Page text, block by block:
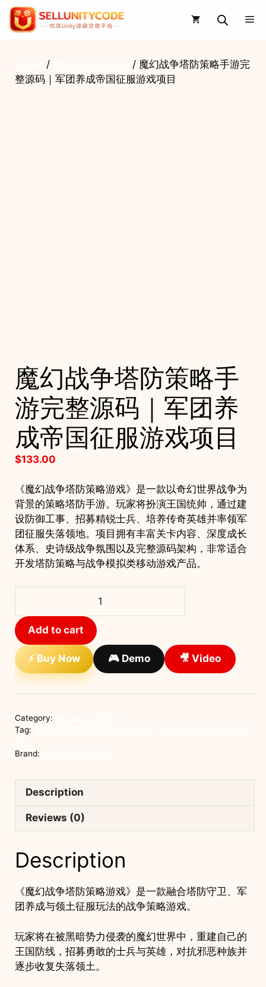
Skip
content
/
/ 魔幻战争塔防策略手游完
整源码｜军团养成帝国征服游戏项目
魔幻战争塔防策略手
游完整源码｜军团养
成帝国征服游戏项目
$133.00
《魔幻战争塔防策略游戏》是一款以奇幻世界战争为
背景的策略塔防手游。玩家将扮演王国统帅，通过建
设防御工事、招募精锐士兵、培养传奇英雄并率领军
团征服失落领地。项目拥有丰富关卡内容、深度成长
体系、史诗级战争氛围以及完整源码架构，非常适合
开发塔防策略与战争模拟类移动游戏产品。
战
争
塔
防
策
略
游
整
团
国
征
游
戏
项
Add to cart
⚡ Buy Now 🎮 Demo 🎥 Video
Category:
Tag:
Brand:
Description
Reviews (0)
Description
《魔幻战争塔防策略游戏》是一款融合塔防守卫、军
团养成与领土征服玩法的战争策略游戏。
玩家将在被黑暗势力侵袭的魔幻世界中，重建自己的
王国防线，招募勇敢的士兵与英雄，对抗邪恶种族并
逐步收复失落领土。